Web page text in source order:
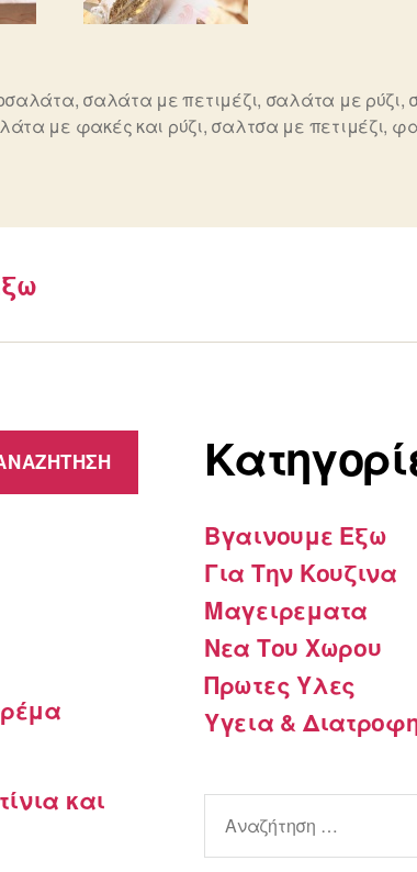
, σαλάτα με πετιμέζι, σαλάτα με ρύζι,
με φακές και ρύζι, σαλτσα με πετιμέζι,
και
Βγαινουμε Εξω
Για Την Κουζινα
Μαγειρεματα
Νεα Του Χωρου
Πρωτες Υλες
Υγεια &
για: